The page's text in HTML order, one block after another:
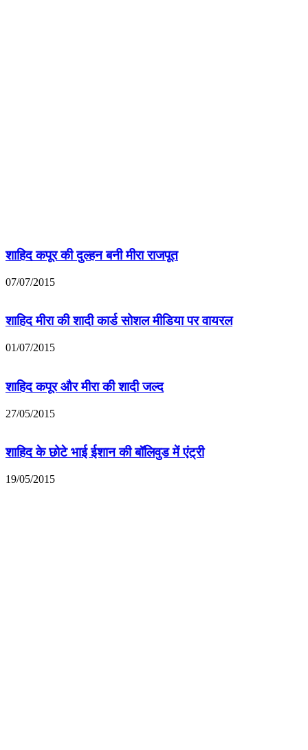
शाहिद कपूर की दुल्‍हन बनी मीरा राजपूत
07/07/2015
शाहिद मीरा की शादी कार्ड सोशल मीडिया पर वायरल
01/07/2015
शाहिद कपूर और मीरा की शादी जल्द
27/05/2015
शाहिद के छोटे भाई ईशान की बॉलिवुड में एंट्री
19/05/2015